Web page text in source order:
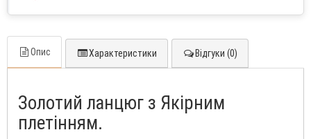
Опис Характеристики Відгуки (0)
Золотий ланцюг з Якірним
плетінням.